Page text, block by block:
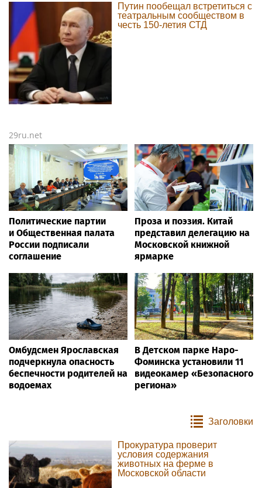
Путин пообещал встретиться с
театральным сообществом в
честь 150-летия СТД
29ru.net
Политические партии
и Общественная палата
России подписали
соглашение
Проза и поэзия. Китай
представил делегацию на
Московской книжной
ярмарке
Омбудсмен Ярославская
подчеркнула опасность
беспечности родителей на
водоемах
В Детском парке Наро-
Фоминска установили 11
видеокамер «Безопасного
региона»
Заголовки
Прокуратура проверит
условия содержания
животных на ферме в
Московской области